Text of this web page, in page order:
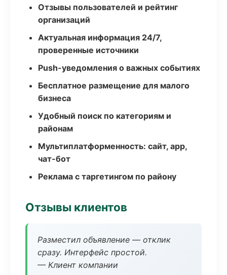
Отзывы пользователей и рейтинг
организаций
Актуальная информация 24/7,
проверенные источники
Push-уведомления о важных событиях
Бесплатное размещение для малого
бизнеса
Удобный поиск по категориям и
районам
Мультиплатформенность: сайт, app,
чат-бот
Реклама с таргетингом по району
Отзывы клиентов
Разместил объявление — отклик
сразу. Интерфейс простой.
— Клиент компании